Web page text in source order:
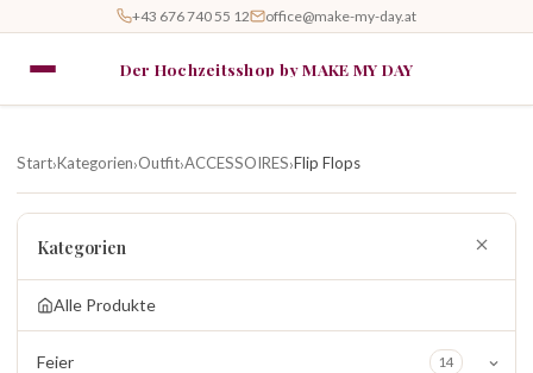
+43 676 740 55 12 office@make-my-day.at
Der Hochzeitsshop by MAKE MY DAY
Start›Kategorien›Outfit›ACCESSOIRES›Flip Flops
Kategorien
Alle Produkte
Feier 14